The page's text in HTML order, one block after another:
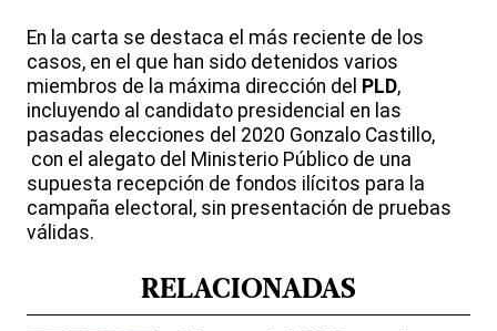
En la carta se destaca el más reciente de los
casos, en el que han sido detenidos varios
miembros de la máxima dirección del PLD,
incluyendo al candidato presidencial en las
pasadas elecciones del 2020 Gonzalo Castillo,
con el alegato del Ministerio Público de una
supuesta recepción de fondos ilícitos para la
campaña electoral, sin presentación de pruebas
válidas.
RELACIONADAS